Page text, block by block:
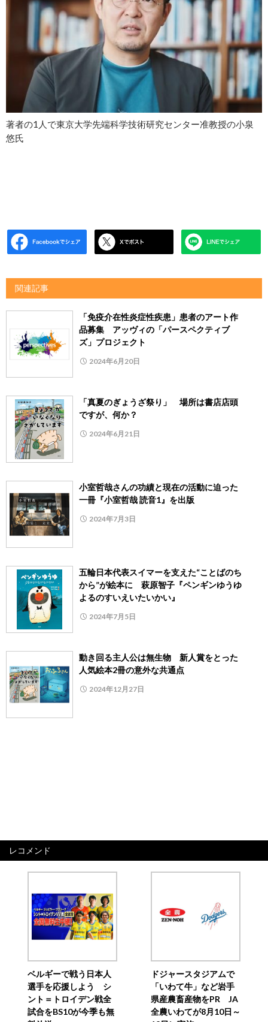
著者の1人で東京大学先端科学技術研究センター准教授の小泉
悠氏
関連記事
「免疫介在性炎症性疾患」患者のアート作
品募集 アッヴィの「パースペクティブ
ズ」プロジェクト
2024年6月20日
「真夏のぎょうざ祭り」 場所は書店店頭
ですが、何か？
2024年6月21日
小室哲哉さんの功績と現在の活動に迫った
一冊『小室哲哉 読音1』を出版
2024年7月3日
五輪日本代表スイマーを支えた“ことばのち
から”が絵本に 萩原智子『ペンギンゆうゆ
よるのすいえいたいかい』
2024年7月5日
動き回る主人公は無生物 新人賞をとった
人気絵本2冊の意外な共通点
2024年12月27日
レコメンド
ベルギーで戦う日本人
選手を応援しよう シ
ント＝トロイデン戦全
試合をBS10が今季も無
ドジャースタジアムで
「いわて牛」など岩手
県産農畜産物をPR JA
全農いわてが8月10日～